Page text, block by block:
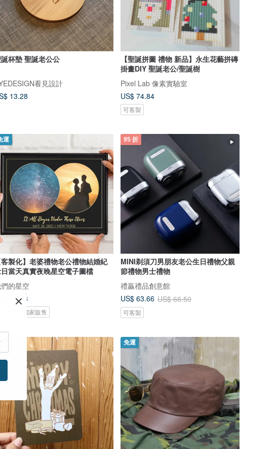
杯墊 聖誕老公公
看見設計
13.28
【聖誕拼圖 禮物 新品】永生花藝拼磚
掛畫DIY 聖誕老公/聖誕樹
Pixel Lab 像素實驗室
US$ 74.84
可客製
運
客製化】老婆禮物老公禮物結婚紀
當天真實夜晚星空電子圖檔
的星空
17.78
獨家販售
95 折
MINI剃須刀男朋友老公生日禮物父親
節禮物男士禮物
禮贏禮品創意館
US$ 63.66 US$ 66.50
可客製
免運